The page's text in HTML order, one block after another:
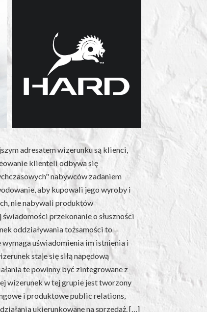
adresatem wizerunku są klienci,
klienteli odbywa się
nabywców zadaniem
aby kupowali jego wyroby i
nie nabywali produktów
przekonanie o słuszności
oddziaływania tożsamości to
uświadomienia im istnienia i
staje się siłą napędową
te powinny być zintegrowane z
wizerunek w tej grupie jest tworzony
i produktowe public relations,
ukierunkowane na sprzedaż. […]